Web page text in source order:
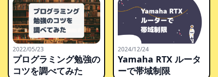
2022/05/23
プログラミング勉強の
コツを調べてみた
2024/12/24
Yamaha RTX ルータ
ーで帯域制限